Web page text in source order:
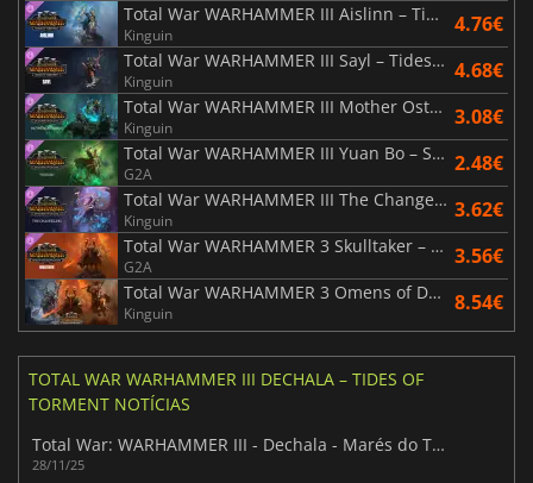
Total War WARHAMMER III Aislinn – Tides of Torment
Kinguin 4.76€
Total War WARHAMMER III Sayl – Tides of Torment
Kinguin 4.68€
Total War WARHAMMER III Mother Ostankya – Shadows of Change
Kinguin 3.08€
Total War WARHAMMER III Yuan Bo – Shadows of Change
G2A 2.48€
Total War WARHAMMER III The Changeling – Shadows of Change
Kinguin 3.62€
Total War WARHAMMER 3 Skulltaker – Omens of Destruction
G2A 3.56€
Total War WARHAMMER 3 Omens of Destruction
Kinguin 8.54€
TOTAL WAR WARHAMMER III DECHALA – TIDES OF
TORMENT NOTÍCIAS
Total War: WARHAMMER III - Dechala - Marés do Tormento
28/11/25